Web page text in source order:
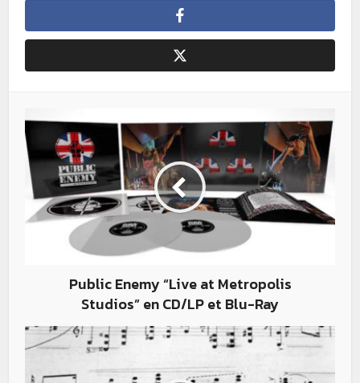
Public Enemy “Live at Metropolis
Studios” en CD/LP et Blu-Ray